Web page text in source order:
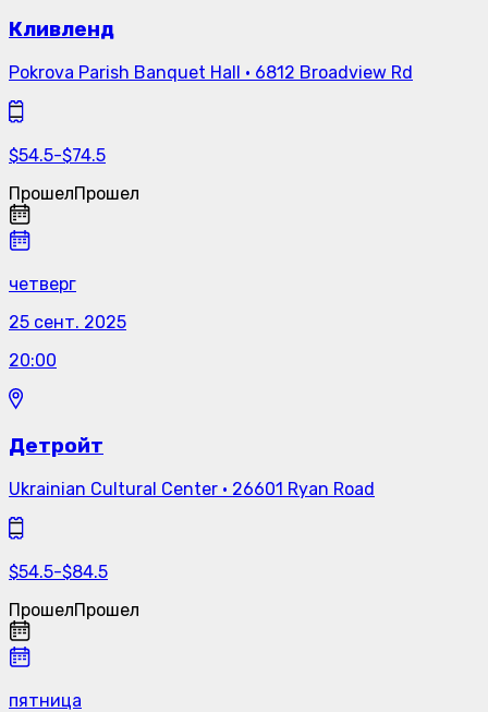
Кливленд
Pokrova Parish Banquet Hall · 6812 Broadview Rd
$54.5-$74.5
ПрошелПрошел
четверг
25 сент. 2025
20:00
Детройт
Ukrainian Cultural Center · 26601 Ryan Road
$54.5-$84.5
ПрошелПрошел
пятница